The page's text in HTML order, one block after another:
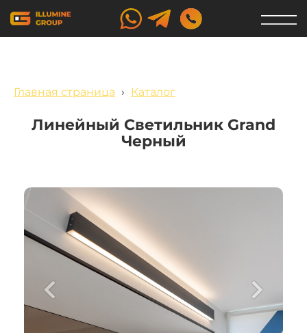
Главная страница › Каталог
Линейный Светильник Grand
Черный